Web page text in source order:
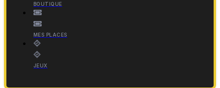
BOUTIQUE
MES PLACES
JEUX